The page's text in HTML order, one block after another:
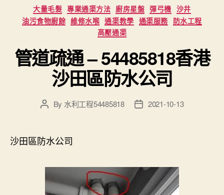
Categories
大量毛髮 專業通渠方法 廚房星盤 彈弓機 沙井
油污食物廚餘 維修水喉 通渠教學 通渠服務 防水工程
高壓通渠
管道疏通 – 54485818香港
沙田區防水公司
PostBy 水利工程54485818
Post2021-10-13
沙田區防水公司